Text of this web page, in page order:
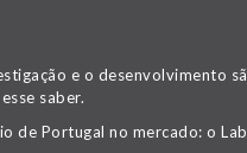
e o desenvolvimento
saber.
Portugal no mercado: o